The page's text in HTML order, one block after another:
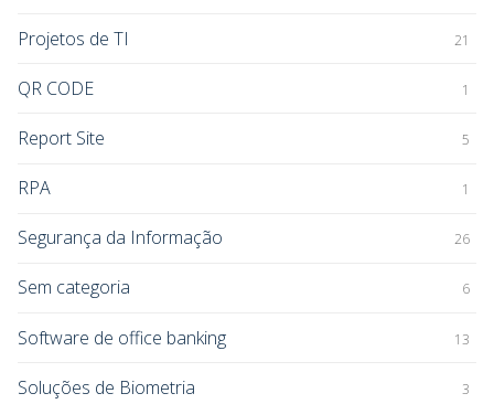
Projetos de TI 21
QR CODE 1
Report Site 5
RPA 1
Segurança da Informação 26
Sem categoria 6
Software de office banking 13
Soluções de Biometria 3